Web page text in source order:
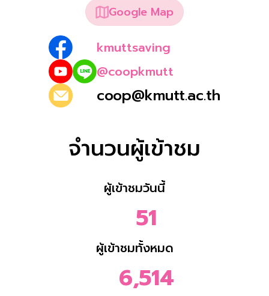
Google Map
kmuttsaving
@coopkmutt
coop@kmutt.ac.th
จำนวนผู้เข้าชม
ผู้เข้าชมวันนี้
51
ผู้เข้าชมทั้งหมด
6,514